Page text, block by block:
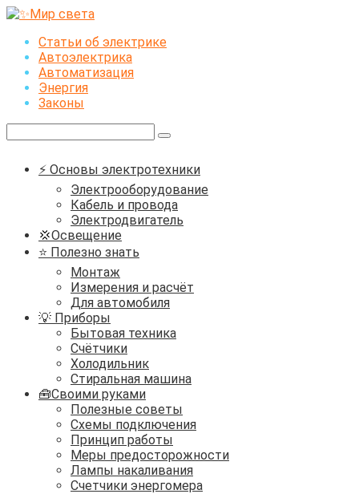
Перейти
контентуСтатьи об электрике
Автоэлектрика
Автоматизация
Энергия
Законы
⚡ Основы электротехники
Электрооборудование
Кабель и провода
Электродвигатель
💢Освещение
⭐ Полезно знать
Монтаж
Измерения и расчёт
Для автомобиля
💡 Приборы
Бытовая техника
Счётчики
Холодильник
Стиральная машина
🧰Своими руками
Полезные советы
Схемы подключения
Принцип работы
Меры предосторожности
Лампы накаливания
Счетчики энергомера